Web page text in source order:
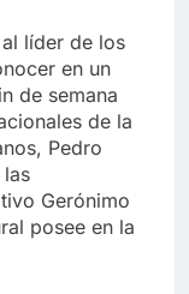
líder de los
en un
de semana
de la
Pedro
Gerónimo
posee en la